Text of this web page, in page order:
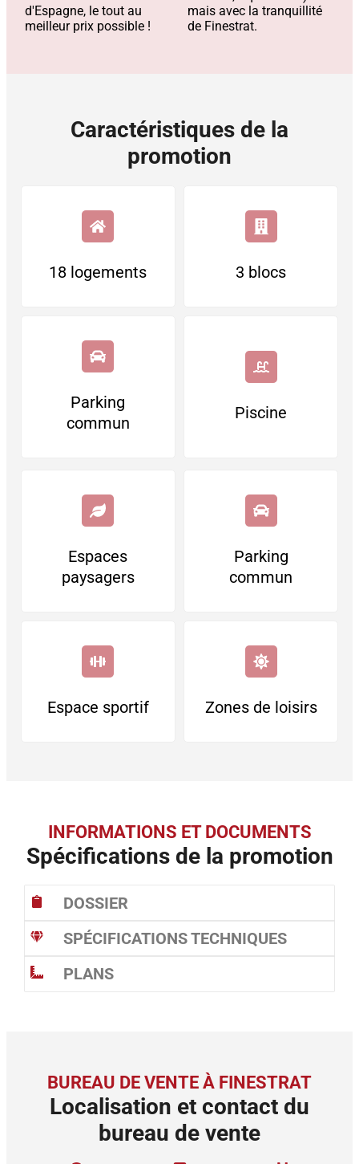
d'Espagne, le tout au
meilleur prix possible !
mais avec la tranquillité
de Finestrat.
Caractéristiques de la
promotion
18 logements 3 blocs
Parking
commun
Piscine
Espaces
paysagers
Parking
commun
Espace sportif Zones de loisirs
INFORMATIONS ET DOCUMENTS
Spécifications de la promotion
DOSSIER
SPÉCIFICATIONS TECHNIQUES
PLANS
BUREAU DE VENTE À FINESTRAT
Localisation et contact du
bureau de vente